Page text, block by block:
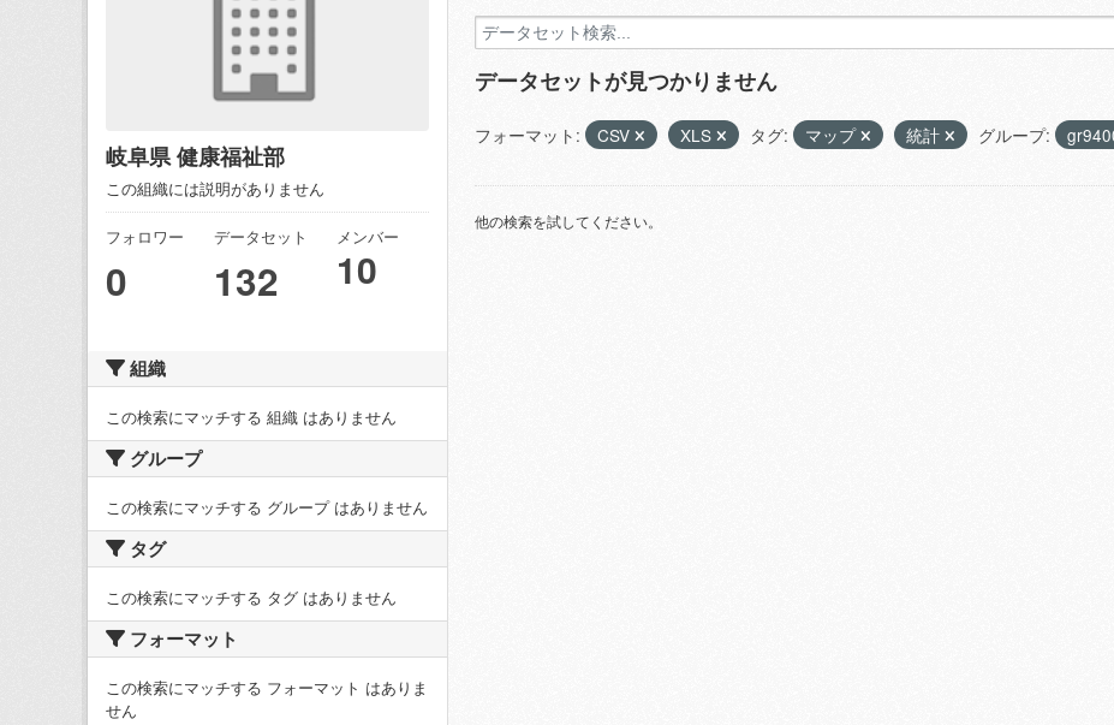
岐阜県 健康福祉部
この組織には説明がありません
フォロワー
0
データセット
132
メンバー
10
組織
この検索にマッチする 組織 はありません
グループ
この検索にマッチする グループ はありません
タグ
この検索にマッチする タグ はありません
フォーマット
この検索にマッチする フォーマット はありま
せん
データセットが見つかりません
フォーマット: CSV XLS タグ: マップ 統計 グループ:
他の検索を試してください。